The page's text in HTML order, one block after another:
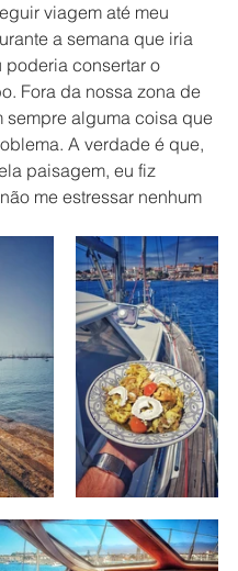
viagem até meu
a semana que iria
poderia consertar o
Fora da nossa zona de
sempre alguma coisa que
A verdade é que,
paisagem, eu fiz
me estressar nenhum